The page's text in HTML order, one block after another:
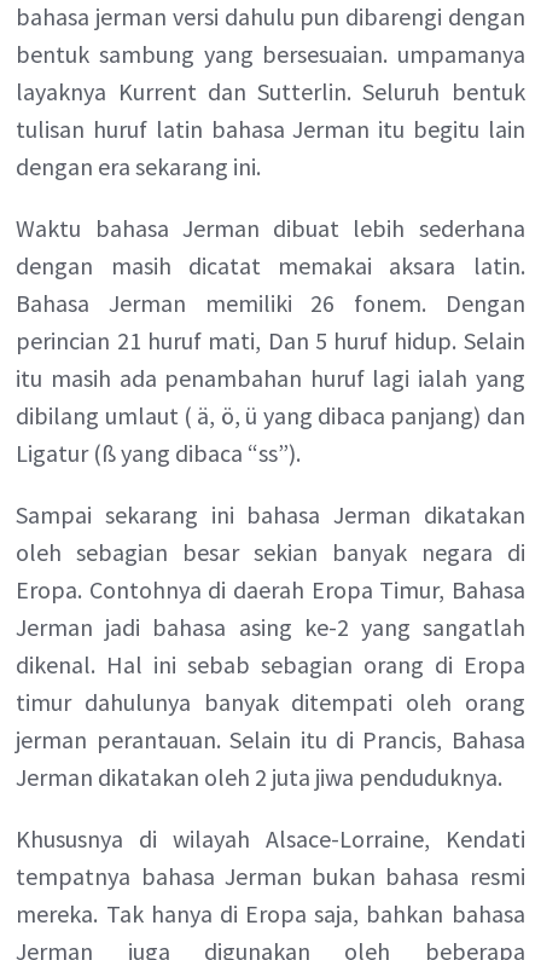
bahasa jerman versi dahulu pun dibarengi dengan
bentuk sambung yang bersesuaian. umpamanya
layaknya Kurrent dan Sutterlin. Seluruh bentuk
tulisan huruf latin bahasa Jerman itu begitu lain
dengan era sekarang ini.
Waktu bahasa Jerman dibuat lebih sederhana
dengan masih dicatat memakai aksara latin.
Bahasa Jerman memiliki 26 fonem. Dengan
perincian 21 huruf mati, Dan 5 huruf hidup. Selain
itu masih ada penambahan huruf lagi ialah yang
dibilang umlaut ( ä, ö, ü yang dibaca panjang) dan
Ligatur (ß yang dibaca “ss”).
Sampai sekarang ini bahasa Jerman dikatakan
oleh sebagian besar sekian banyak negara di
Eropa. Contohnya di daerah Eropa Timur, Bahasa
Jerman jadi bahasa asing ke-2 yang sangatlah
dikenal. Hal ini sebab sebagian orang di Eropa
timur dahulunya banyak ditempati oleh orang
jerman perantauan. Selain itu di Prancis, Bahasa
Jerman dikatakan oleh 2 juta jiwa penduduknya.
Khususnya di wilayah Alsace-Lorraine, Kendati
tempatnya bahasa Jerman bukan bahasa resmi
mereka. Tak hanya di Eropa saja, bahkan bahasa
Jerman juga digunakan oleh beberapa